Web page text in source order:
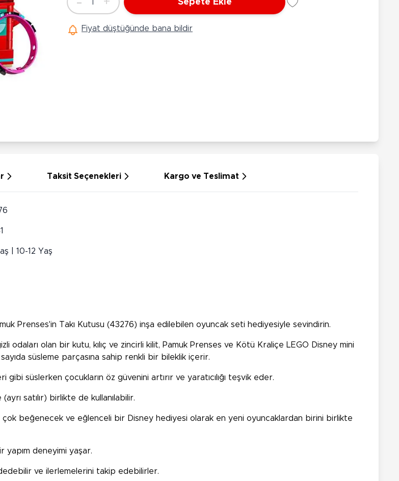
Bebek Araç Gereçleri
Ürünleri
Akülü Araçlar
Bin Git Araçlar
Çeşitli Peluşlar
Adet
1 Sepete Ekle
Fiyat düştüğünde bana bildir
Taksit Seçenekleri Kargo ve Teslimat
| 10-12 Yaş
Prenses'in Takı Kutusu (43276) inşa edilebilen oyuncak seti hediyesiyle sevindirin.
odaları olan bir kutu, kılıç ve zincirli kilit, Pamuk Prenses ve Kötü Kraliçe LEGO Disney mini
süsleme parçasına sahip renkli bir bileklik içerir.
süslerken çocukların öz güvenini artırır ve yaratıcılığı teşvik eder.
satılır) birlikte de kullanılabilir.
beğenecek ve eğlenceli bir Disney hediyesi olarak en yeni oyuncaklardan birini birlikte
yapım deneyimi yaşar.
ve ilerlemelerini takip edebilirler.